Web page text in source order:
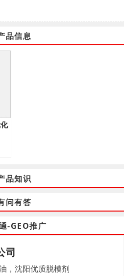
品信息
品知识
问有答
-GEO推广
司
，沈阳优质脱模剂